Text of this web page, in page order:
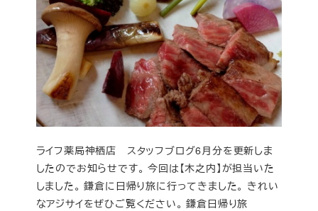
ライフ薬局神栖店 スタッフブログ6月分を更新しま
したのでお知らせです。 今回は【木之内】が担当いた
しました。 鎌倉に日帰り旅に行ってきました。 きれい
なアジサイをぜひご覧ください。 鎌倉日帰り旅